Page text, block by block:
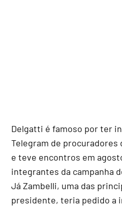
Delgatti é famoso por ter
Telegram de procuradores
e teve encontros em
integrantes da campanha
Já Zambelli, uma das
presidente, teria pedido a